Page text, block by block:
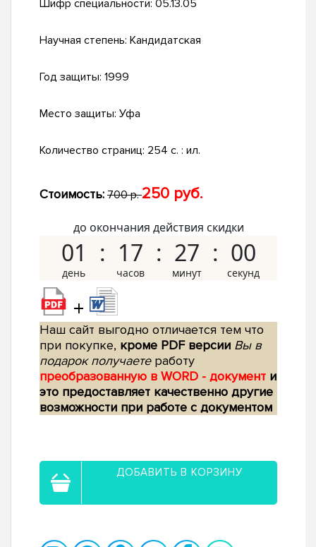
Шифр специальности: 05.13.05
Научная степень: Кандидатская
Год защиты: 1999
Место защиты: Уфа
Количество страниц: 254 с. : ил.
Стоимость: 700 р.250 руб.
до окончания действия скидки
01 17 26 59
+
Наш сайт выгодно отличается тем что
при покупке, кроме PDF версии Вы в
подарок получаетеработу
преобразованную в WORD - документ и
это предоставляет качественно другие
возможности при работе с документом
ДОБАВИТЬ В КОРЗИНУ